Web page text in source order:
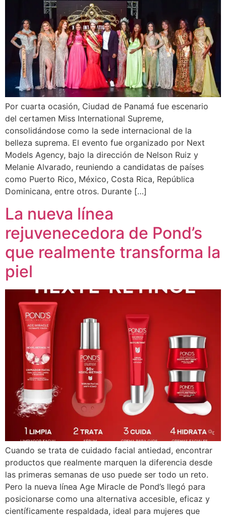
Por cuarta ocasión, Ciudad de Panamá fue escenario
del certamen Miss International Supreme,
consolidándose como la sede internacional de la
belleza suprema. El evento fue organizado por Next
Models Agency, bajo la dirección de Nelson Ruiz y
Melanie Alvarado, reuniendo a candidatas de países
como Puerto Rico, México, Costa Rica, República
Dominicana, entre otros. Durante […]
La nueva línea
rejuvenecedora de Pond’s
que realmente transforma la
piel
Cuando se trata de cuidado facial antiedad, encontrar
productos que realmente marquen la diferencia desde
las primeras semanas de uso puede ser todo un reto.
Pero la nueva línea Age Miracle de Pond’s llegó para
posicionarse como una alternativa accesible, eficaz y
científicamente respaldada, ideal para mujeres que